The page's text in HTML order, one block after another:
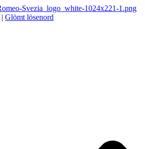
| Glömt lösenord